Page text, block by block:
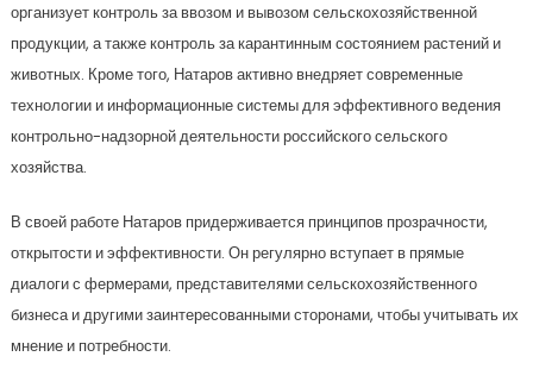
организует контроль за ввозом и вывозом сельскохозяйственной
продукции, а также контроль за карантинным состоянием растений и
животных. Кроме того, Натаров активно внедряет современные
технологии и информационные системы для эффективного ведения
контрольно-надзорной деятельности российского сельского
хозяйства.
В своей работе Натаров придерживается принципов прозрачности,
открытости и эффективности. Он регулярно вступает в прямые
диалоги с фермерами, представителями сельскохозяйственного
бизнеса и другими заинтересованными сторонами, чтобы учитывать их
мнение и потребности.